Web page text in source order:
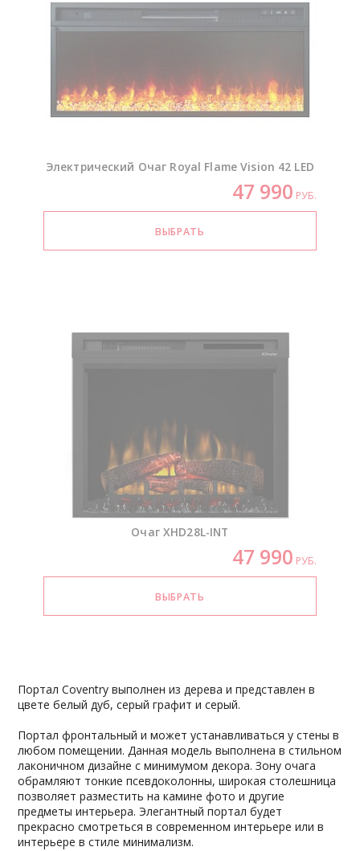
Электрический Очаг Royal Flame Vision 42 LED
47 990 РУБ.
ОчагXHD28L-INT
47 990 РУБ.
Портал Coventry выполнен из дерева и представлен в
цвете белый дуб, серый графит и серый.
Портал фронтальный и может устанавливаться у стены в
любом помещении. Данная модель выполнена в стильном
лаконичном дизайне с минимумом декора. Зону очага
обрамляют тонкие псевдоколонны, широкая столешница
позволяет разместить на камине фото и другие
предметы интерьера. Элегантный портал будет
прекрасно смотреться в современном интерьере или в
интерьере в стиле минимализм.